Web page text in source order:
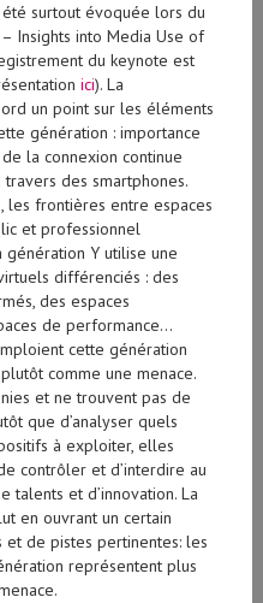
surtout évoquée lors du
Insights into Media Use of
du keynote est
ici). La
un point sur les éléments
génération : importance
la connexion continue
des smartphones.
les frontières entre espaces
et professionnel
génération Y utilise une
différenciés : des
des espaces
de performance…
cette génération
comme une menace.
et ne trouvent pas de
que d’analyser quels
à exploiter, elles
contrôler et d’interdire au
talents et d’innovation. La
en ouvrant un certain
de pistes pertinentes: les
représentent plus